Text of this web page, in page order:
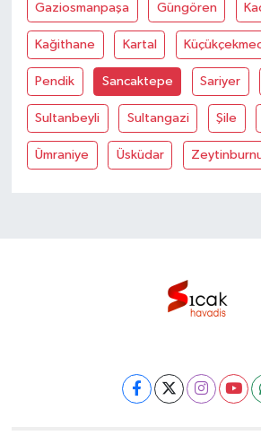
Gaziosmanpaşa Güngören
Kağithane Kartal
Pendik Sancaktepe Sariyer
Sultanbeyli Sultangazi Şile
Ümraniye Üsküdar